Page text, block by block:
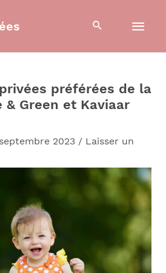
préférées de la
& Green et Kaviaar
2023 / Laisser un